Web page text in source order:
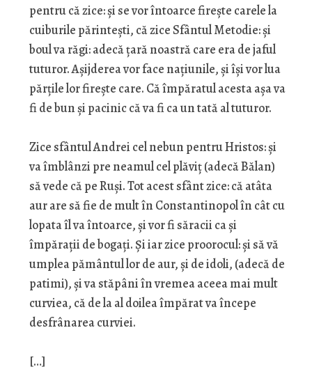
pentru că zice: și se vor întoarce firește carele la
cuiburile părintești, că zice Sfântul Metodie: și
boul va răgi: adecă țară noastră care era de jaful
tuturor. Așijderea vor face națiunile, și își vor lua
părțile lor firește care. Că împăratul acesta așa va
fi de bun și pacinic că va fi ca un tată al tuturor.
Zice sfântul Andrei cel nebun pentru Hristos: și
va îmblânzi pre neamul cel plăviț (adecă Bălan)
să vede că pe Ruși. Tot acest sfânt zice: că atâta
aur are să fie de mult în Constantinopol în cât cu
lopata îl va întoarce, și vor fi săracii ca și
împărații de bogați. Și iar zice proorocul: și să vă
umplea pământul lor de aur, și de idoli, (adecă de
patimi), și va stăpâni în vremea aceea mai mult
curviea, că de la al doilea împărat va începe
desfrânarea curviei.
[…]